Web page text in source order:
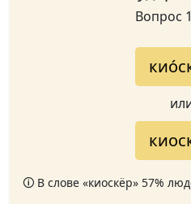
Вопрос
🛈 В слове «киоскёр» 57%